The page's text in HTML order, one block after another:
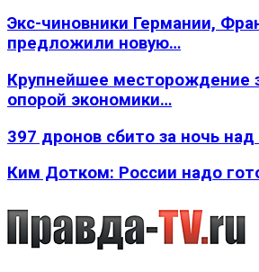
Экс-чиновники Германии,
предложили новую…
Крупнейшее месторождение
опорой экономики…
397 дронов сбито за ночь
Ким Дотком: России надо